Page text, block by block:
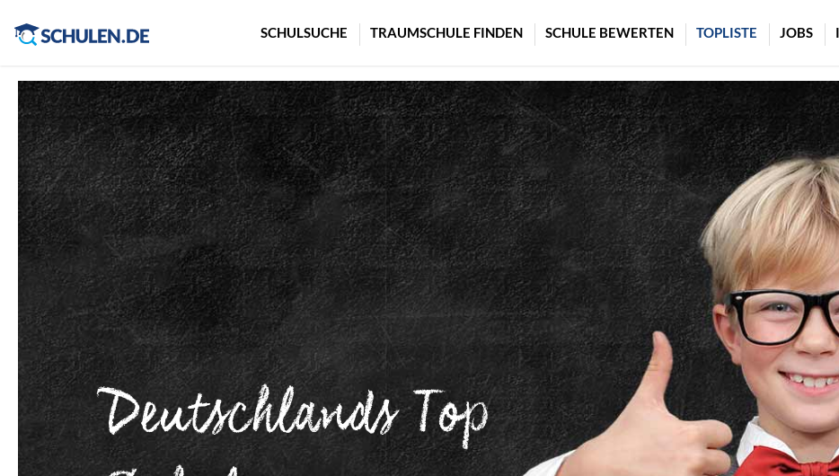
SCHULSUCHE TRAUMSCHULE FINDEN SCHULE BEWERTEN TOPLISTE JOBS
Deutschlands Top